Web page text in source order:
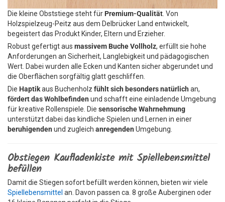
Die kleine Obststiege steht für Premium-Qualität . Von
Holzspielzeug-Peitz aus dem Delbrücker Land entwickelt,
begeistert das Produkt Kinder, Eltern und Erzieher.
Robust gefertigt aus massivem Buche Vollholz, erfüllt sie hohe
Anforderungen an Sicherheit, Langlebigkeit und pädagogischen
Wert. Dabei wurden alle Ecken und Kanten sicher abgerundet und
die Oberflächen sorgfältig glatt geschliffen.
Die Haptikaus Buchenholz fühlt sich besonders natürlich an,
fördert das Wohlbefinden und schafft eine einladende Umgebung
für kreative Rollenspiele. Die sensorische Wahrnehmung
unterstützt dabei das kindliche Spielen und Lernen in einer
beruhigenden und zugleich anregenden Umgebung.
Obstiegen Kaufladenkiste mit Spiellebensmittel
befüllen
Damit die Stiegen sofort befüllt werden können, bieten wir viele
Spiellebensmittel an. Davon passen ca. 8 große Auberginen oder